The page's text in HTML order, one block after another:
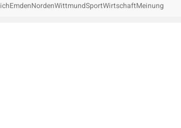
EmdenNordenWittmundSportWirtschaftMeinung